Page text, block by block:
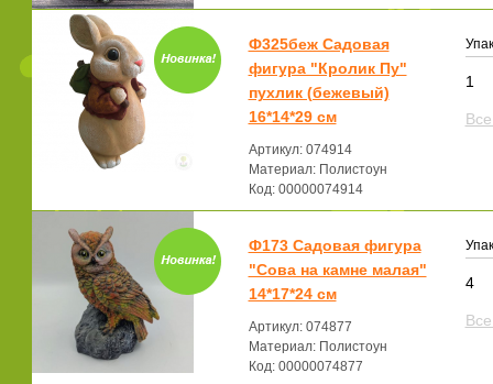
Ф325беж Садовая
фигура "Кролик Пу"
пухлик (бежевый)
16*14*29 см
Артикул: 074914
Материал: Полистоун
Код: 00000074914
1
Ф173 Садовая фигура
"Сова на камне малая"
14*17*24 см
Артикул: 074877
Материал: Полистоун
Код: 00000074877
4